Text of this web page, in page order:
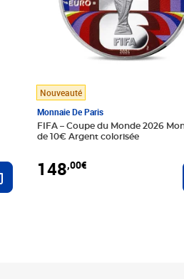
Ajouter au panier
Nouveauté
Monnaie De Paris
FIFA – Coupe du Monde 2026
de 10€ Argent colorisée
148,00€